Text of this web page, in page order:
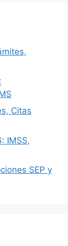
Citas
IMSS,
SEP y